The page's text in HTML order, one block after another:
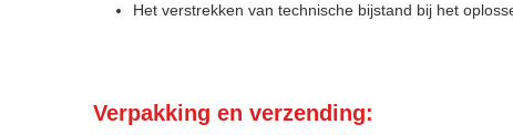
Het verstrekken van technische bijstand bij het
Verpakking en verzending: